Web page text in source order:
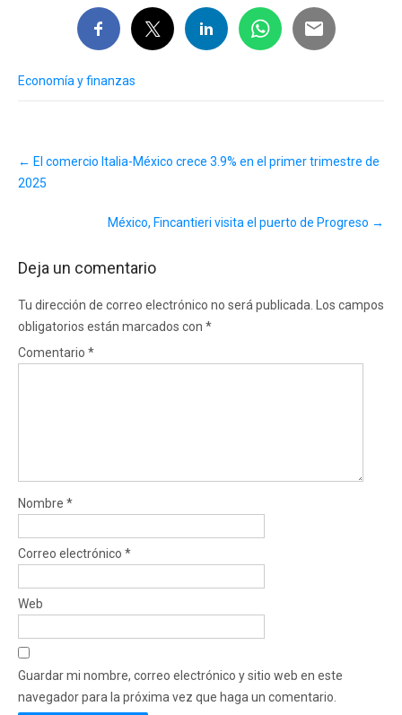
Economía y finanzas
navigation
← El comercio Italia-México crece 3.9% en el primer trimestre de
2025
México, Fincantieri visita el puerto de Progreso →
Deja un comentario
Tu dirección de correo electrónico no será publicada.
Los campos
obligatorios están marcados con *
Comentario *
Nombre *
Correo electrónico *
Web
Guardar mi nombre, correo electrónico y sitio web en este
navegador para la próxima vez que haga un comentario.